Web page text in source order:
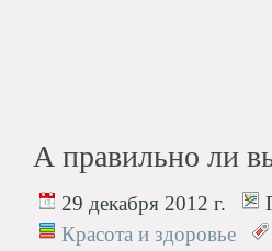
А правильно ли
29 декабря 2012 г.
Красота и здоровье